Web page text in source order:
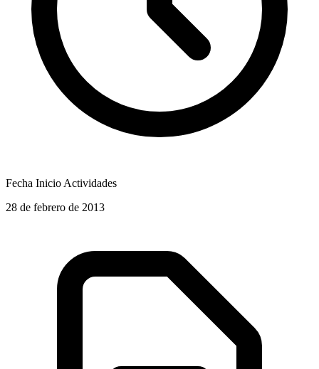
Fecha Inicio Actividades
28 de febrero de 2013